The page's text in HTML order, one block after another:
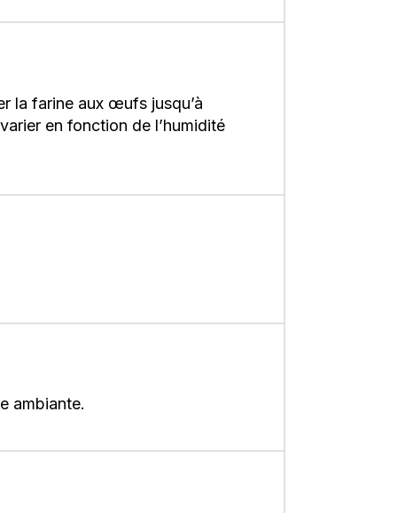
la farine aux œufs jusqu’à
en fonction de l’humidité
ambiante.